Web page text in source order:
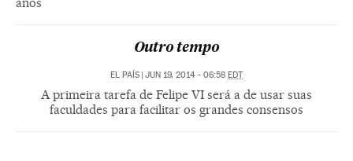
Outro tempo
EL PAÍS | JUN 19, 2014 - 06:58 EDT
A primeira tarefa de Felipe VI será a de usar suas
faculdades para facilitar os grandes consensos